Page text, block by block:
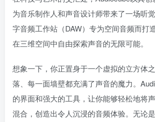
为音乐制作人和声音设计师带来了一场听
字音频工作站（DAW）专为空间音频而打
在三维空间中自由探索声音的无限可能。
想象一下，你正置身于一个虚拟的立方体
落、每一面墙壁都充满了声音的魔力。
的界面和强大的工具，让你能够轻松地将
混合，创造出令人沉浸的音频体验。无论